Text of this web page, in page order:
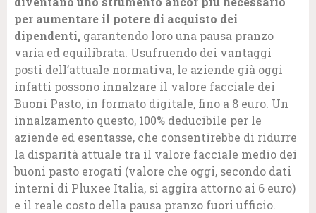
per aumentare il potere di acquisto dei
dipendenti, garantendo loro una pausa pranzo
varia ed equilibrata. Usufruendo dei vantaggi
posti dell’attuale normativa, le aziende già oggi
infatti possono innalzare il valore facciale dei
Buoni Pasto, in formato digitale, fino a 8 euro. Un
innalzamento questo, 100% deducibile per le
aziende ed esentasse, che consentirebbe di ridurre
la disparità attuale tra il valore facciale medio dei
buoni pasto erogati (valore che oggi, secondo dati
interni di Pluxee Italia, si aggira attorno ai 6 euro)
e il reale costo della pausa pranzo fuori ufficio.